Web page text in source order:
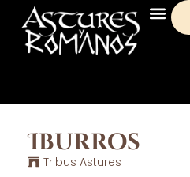
Iburros
Tribus Astures